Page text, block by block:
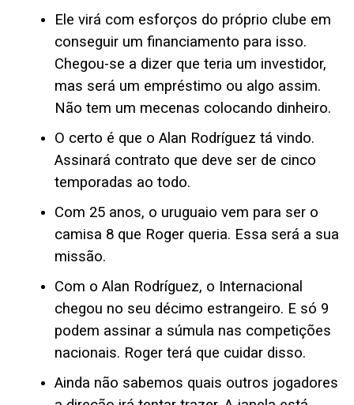
Ele virá com esforços do próprio clube em
conseguir um financiamento para isso.
Chegou-se a dizer que teria um investidor,
mas será um empréstimo ou algo assim.
Não tem um mecenas colocando dinheiro.
O certo é que o Alan Rodríguez tá vindo.
Assinará contrato que deve ser de cinco
temporadas ao todo.
Com 25 anos, o uruguaio vem para ser o
camisa 8 que Roger queria. Essa será a sua
missão.
Com o Alan Rodríguez, o Internacional
chegou no seu décimo estrangeiro. E só 9
podem assinar a súmula nas competições
nacionais. Roger terá que cuidar disso.
Ainda não sabemos quais outros jogadores